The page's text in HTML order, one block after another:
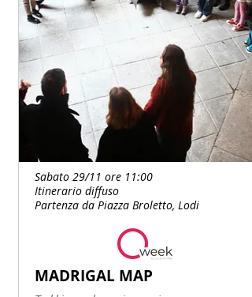
Sabato 29/11 ore 11:00
Itinerario diffuso
Partenza da Piazza Broletto, Lodi
MADRIGAL MAP